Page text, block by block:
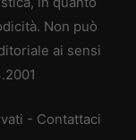
Non può
ai sensi
- Contattaci